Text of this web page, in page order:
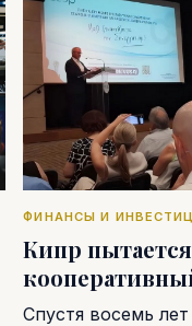
ФИНАНСЫ И
Кипр
Спустя восемь